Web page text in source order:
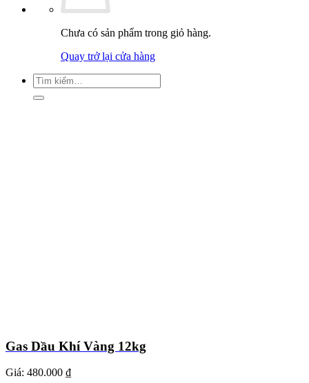
Chưa có sản phẩm trong giỏ hàng.
Quay trở lại cửa hàng
Tìm
kiếm:
Gas Dầu Khí Vàng 12kg
Giá: 480.000 ₫